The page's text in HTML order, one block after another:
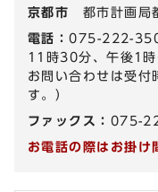
京都市 都市計画局
電話：075-222-
11時30分、午後1
お問い合わせは受付
す。）
ファックス： 075-
お電話の際はお掛け